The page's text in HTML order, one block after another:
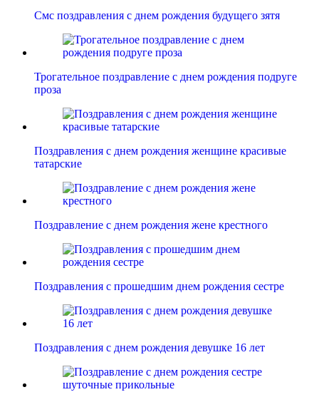
Смс поздравления с днем рождения будущего зятя
Трогательное поздравление с днем рождения подруге
проза
Поздравления с днем рождения женщине красивые
татарские
Поздравление с днем рождения жене крестного
Поздравления с прошедшим днем рождения сестре
Поздравления с днем рождения девушке 16 лет